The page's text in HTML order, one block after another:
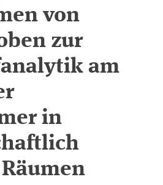
von
zur
am
in